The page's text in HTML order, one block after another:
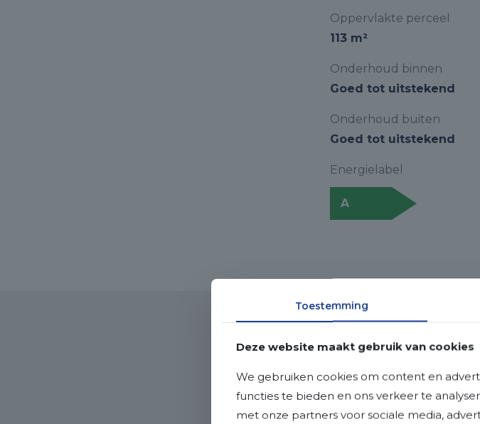
Oppervlakte perceel
113 m²
Onderhoud binnen
Goed tot uitstekend
Onderhoud buiten
Goed tot uitstekend
Energielabel
A
Toestemming
Deze website maakt gebruik van cookies
We gebruiken cookies om content en
functies te bieden en ons verkeer te
met onze partners voor sociale media,